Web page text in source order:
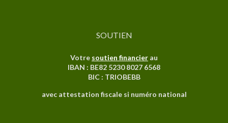
SOUTIEN
Votre soutien financier au
IBAN : BE82 5230 8027 6568
BIC : TRIOBEBB
avec attestation fiscale si numéro national